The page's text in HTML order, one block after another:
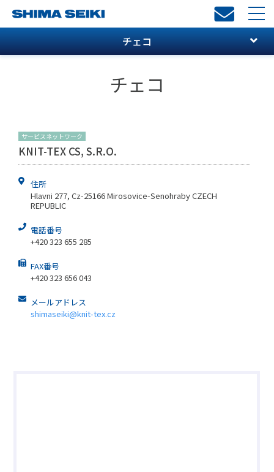
チェコ
チェコ
サービスネットワーク
KNIT-TEX CS, S.R.O.
住所
Hlavni 277, Cz-25166 Mirosovice-Senohraby CZECH
REPUBLIC
電話番号
+420 323 655 285
FAX番号
+420 323 656 043
メールアドレス
shimaseiki@knit-tex.cz